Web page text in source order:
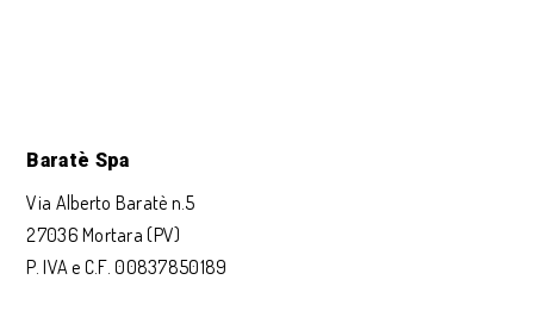
Baratè Spa
Via Alberto Baratè n.5
27036 Mortara (PV)
P. IVA e C.F. 00837850189